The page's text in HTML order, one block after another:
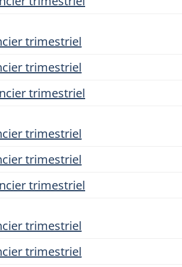
trimestriel
trimestriel
trimestriel
trimestriel
trimestriel
trimestriel
trimestriel
trimestriel